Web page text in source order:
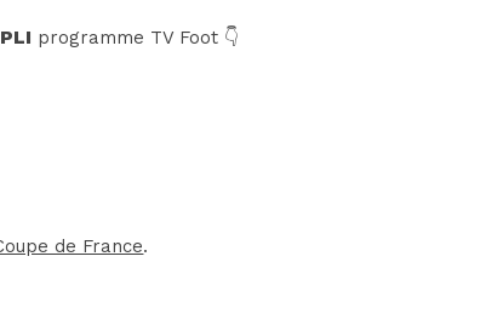
programme TV Foot 👇
de France.